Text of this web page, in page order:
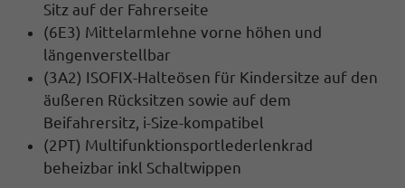
Sitz auf der Fahrerseite
(6E3) Mittelarmlehne vorne höhen und
längenverstellbar
(3A2) ISOFIX-Halteösen für Kindersitze auf den
äußeren Rücksitzen sowie auf dem
Beifahrersitz, i-Size-kompatibel
(2PT) Multifunktionsportlederlenkrad
beheizbar inkl Schaltwippen